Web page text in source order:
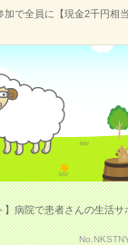
加で全員に【現金2千円相
病院で患者さんの生活サ